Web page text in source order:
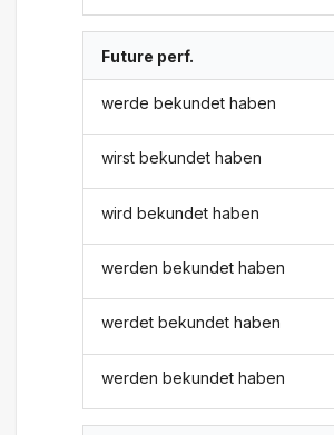
Future perf.
werde bekundet haben
wirst bekundet haben
wird bekundet haben
werden bekundet haben
werdet bekundet haben
werden bekundet haben